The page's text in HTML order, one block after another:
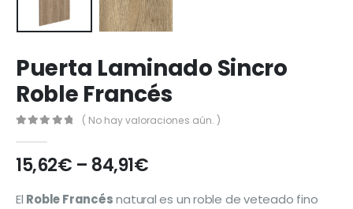
Puerta Laminado Sincro
Roble Francés
( No hay valoraciones aún. )
15,62€ – 84,91€
El Roble Francésnatural es un roble de veteado fino